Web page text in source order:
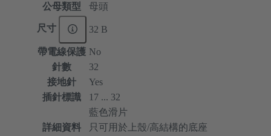
公母類型
母頭
尺寸 32 B
帶電線保護 No
針數
32
接地針
Yes
插針標識
17 ... 32
詳細資料
藍色滑片
只可用於上殼/高結構的底座